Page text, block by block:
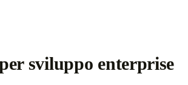
sviluppo enterprise